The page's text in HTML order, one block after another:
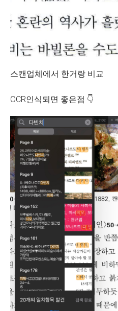
스캔업체에서 한거랑 비교
OCR인식되면 좋은점 👇